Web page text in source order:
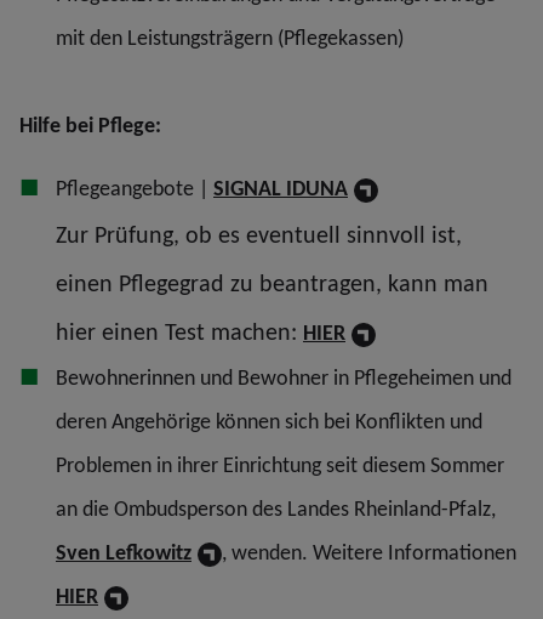
mit den Leistungsträgern (Pflegekassen)
Hilfe bei Pflege:
Pflegeangebote | SIGNAL IDUNA
Zur Prüfung, ob es eventuell sinnvoll ist,
einen Pflegegrad zu beantragen, kann man
hier einen Test machen: HIER
Bewohnerinnen und Bewohner in Pflegeheimen und
deren Angehörige können sich bei Konflikten und
Problemen in ihrer Einrichtung seit diesem Sommer
an die Ombudsperson des Landes Rheinland-Pfalz,
Sven Lefkowitz
, wenden. Weitere Informationen
HIER